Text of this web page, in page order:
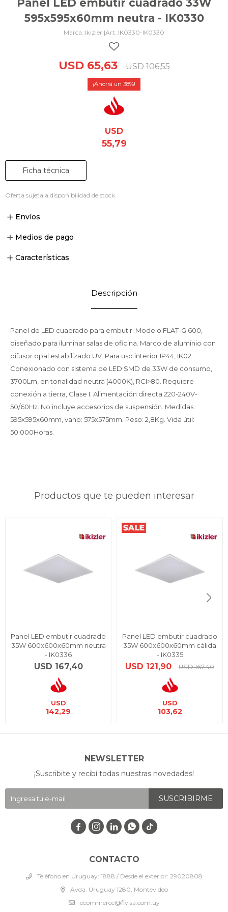
Panel LED embutir cuadrado 33W
595x595x60mm neutra - IK0330
Ikizler | IK0330-IK0330
USD 65,63 USD 106,55
38
USD
55,79
Ficha técnica
Oferta sujeta a disponibilidad de stock.
Envíos
Medios de pago
Características
Descripción
Panel de LED cuadrado para embutir. Modelo FLAT-G 600,
diseñado para iluminar salas de oficina. Marco de aluminio con
difusor opal estabilizado UV. Para uso interior IP44, IK02.
Conexionado con sistema de LED SMD de 33W de consumo,
3700Lm, en tonalidad neutra (4000K), RCI>80. Requiere
conexión a tierra, Clase I. Alimentación directa 220-240V-
50/60Hz. No incluye accesorios de suspensión. Medidas:
595x595x60mm, vano: 575x575mm. Peso: 2,8Kg. Vida útil:
50.000Horas.
Productos que te pueden interesar
Panel LED embutir cuadrado
35W 600x600x60mm neutra
- IK0336
USD 167,40
USD
142,29
Panel LED embutir cuadrado
35W 600x600x60mm cálida
- IK0335
USD 121,90 USD 167,40
USD
103,62
CONTACTO
Teléfono en Uruguay: 1888 / Desde el exterior: 29020808
Avda. Uruguay 1280, Montevideo
ecommerce@fivisa.com.uy
NEWSLETTER
¡Suscribite y recibí todas nuestras novedades!
SUSCRIBIRME
   